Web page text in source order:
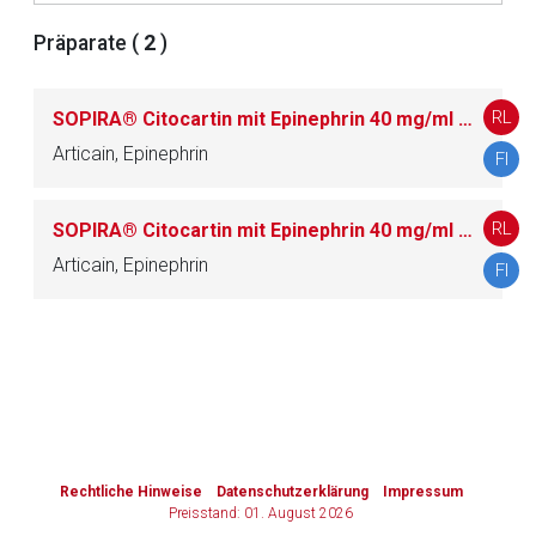
Präparate ( 2 )
SOPIRA® Citocartin mit Epinephrin 40 mg/ml + 10 Mikrogramm/ml Injektionslösung
Articain, Epinephrin
RL
FI
SOPIRA® Citocartin mit Epinephrin 40 mg/ml + 5 Mikrogramm/ml Injektionslösung
Articain, Epinephrin
RL
FI
Rechtliche Hinweise Datenschutzerklärung
Impressum
Preisstand: 01. August 2026